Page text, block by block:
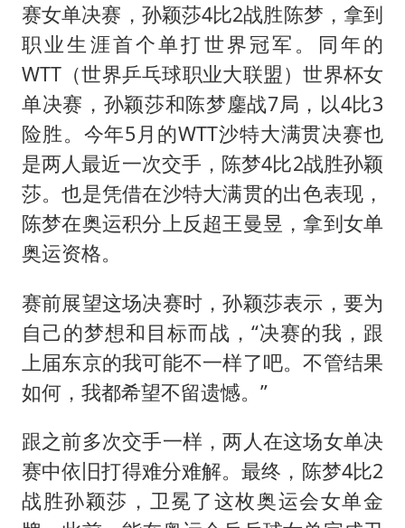
赛女单决赛，孙颖莎4比2战胜陈梦，拿到
职业生涯首个单打世界冠军。同年的
WTT（世界乒乓球职业大联盟）世界杯女
单决赛，孙颖莎和陈梦鏖战7局，以4比3
险胜。今年5月的WTT沙特大满贯决赛也
是两人最近一次交手，陈梦4比2战胜孙颖
莎。也是凭借在沙特大满贯的出色表现，
陈梦在奥运积分上反超王曼昱，拿到女单
奥运资格。
赛前展望这场决赛时，孙颖莎表示，要为
自己的梦想和目标而战，“决赛的我，跟
上届东京的我可能不一样了吧。不管结果
如何，我都希望不留遗憾。”
跟之前多次交手一样，两人在这场女单决
赛中依旧打得难分难解。最终，陈梦4比2
战胜孙颖莎，卫冕了这枚奥运会女单金